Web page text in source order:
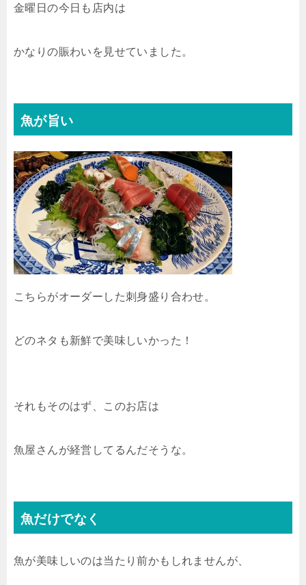
金曜日の今日も店内は
かなりの賑わいを見せていました。
魚が旨い
こちらがオーダーした刺身盛り合わせ。
どのネタも新鮮で美味しいかった！
それもそのはず、このお店は
魚屋さんが経営してるんだそうな。
魚だけでなく
魚が美味しいのは当たり前かもしれませんが、